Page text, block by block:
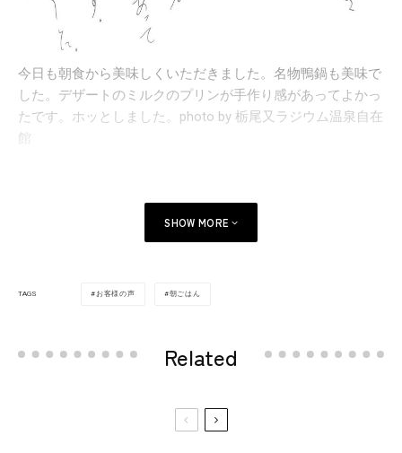
今日も朝食から美味しくいただきました。名物鴨鍋も美味で
した。デザートのミルクのプリンが手作り感があってよかっ
たです。ホッとしました。photo by 栃尾又ラジウム温泉自在
館
SHOW MORE
TAGS お客様の声 朝ごはん
Related